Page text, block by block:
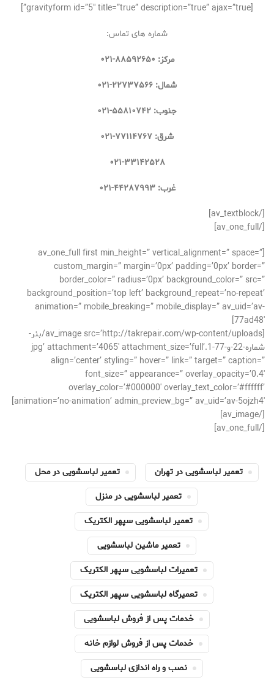
[gravityform id=”5″ title=”true” description=”true” ajax=”true”]
شماره های تماس:
مرکز: ۸۸۵۹۲۶۵۰-۰۲۱
شمال: ۲۲۷۳۷۵۶۶-۰۲۱
جنوب: ۵۵۸۱۰۷۴۲-۰۲۱
شرق: ۷۷۱۱۴۷۶۷-۰۲۱
۰۲۱-۳۳۱۴۲۵۲۸
غرب: ۴۴۲۸۷۹۹۳-۰۲۱
[/av_textblock]
[/av_one_full]
[av_one_full first min_height=” vertical_alignment=” space=”
custom_margin=” margin=’0px’ padding=’0px’ border=”
border_color=” radius=’0px’ background_color=” src=”
background_position=’top left’ background_repeat=’no-repeat’
animation=” mobile_breaking=” mobile_display=” av_uid=’av-
77ad48′]
[av_image src=’http://takrepair.com/wp-content/uploads/بنر-
شماره-22-و-77-1.jpg’ attachment=’4065′ attachment_size=’full’
align=’center’ styling=” hover=” link=” target=” caption=”
font_size=” appearance=” overlay_opacity=’0.4′
overlay_color=’#000000′ overlay_text_color=’#ffffff’
animation=’no-animation’ admin_preview_bg=” av_uid=’av-5ojzh4′]
[/av_image]
[/av_one_full]
تعمیر لباسشویی در تهران
تعمیر لباسشویی در محل
تعمیر لباسشویی در منزل
تعمیر لباسشویی سپهر الکتریک
تعمیر ماشین لباسشویی
تعمیرات لباسشویی سپهر الکتریک
تعمیرگاه لباسشویی سپهر الکتریک
خدمات پس از فروش لباسشویی
خدمات پس از فروش لوازم خانه
نصب و راه اندازی لباسشویی